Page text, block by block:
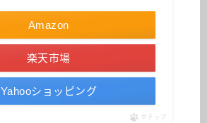
Amazon
楽天市場
Yahooショッピング
ポチップ